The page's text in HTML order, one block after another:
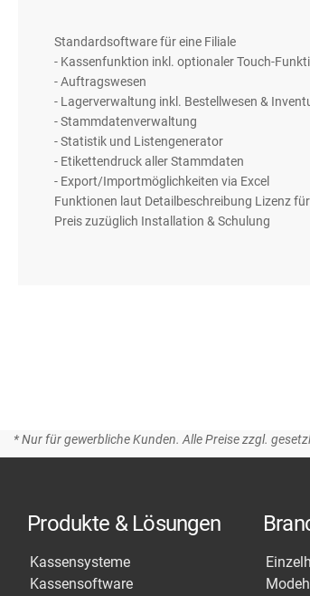
Standardsoftware für eine Filiale
- Kassenfunktion inkl. optionaler Touch-
- Auftragswesen
- Lagerverwaltung inkl. Bestellwesen &
- Stammdatenverwaltung
- Statistik und Listengenerator
- Etikettendruck aller Stammdaten
- Export/Importmöglichkeiten via Excel
Funktionen laut Detailbeschreibung Lizenz
Preis zuzüglich Installation & Schulung
* Nur für gewerbliche Kunden. Alle Preise zzgl.
Produkte & Lösungen
Kassensysteme
Kassensoftware